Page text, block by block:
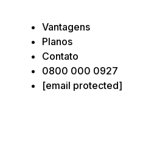
Vantagens
Planos
Contato
0800 000 0927
[email protected]